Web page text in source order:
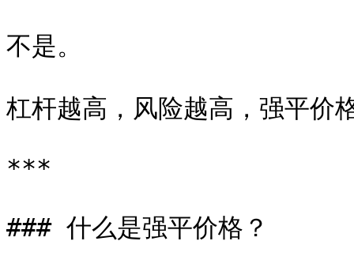
不是。
杠杆越高，风险越高，强平价
***
### 什么是强平价格？